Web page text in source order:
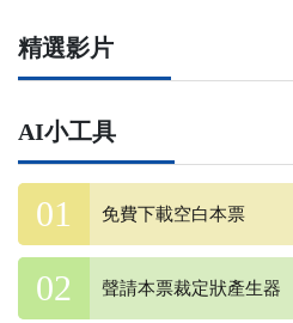
精選影片
AI小工具
免費下載空白本票
聲請本票裁定狀產生器